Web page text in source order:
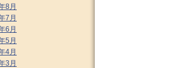
8月
7月
6月
5月
4月
3月